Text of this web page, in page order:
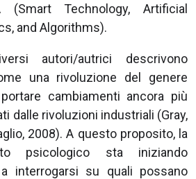
(Smart Technology, Artificial
and Algorithms).
autori/autrici descrivono
una rivoluzione del genere
cambiamenti ancora più
dalle rivoluzioni industriali (Gray,
2008). A questo proposito, la
psicologico sta iniziando
interrogarsi su quali possano